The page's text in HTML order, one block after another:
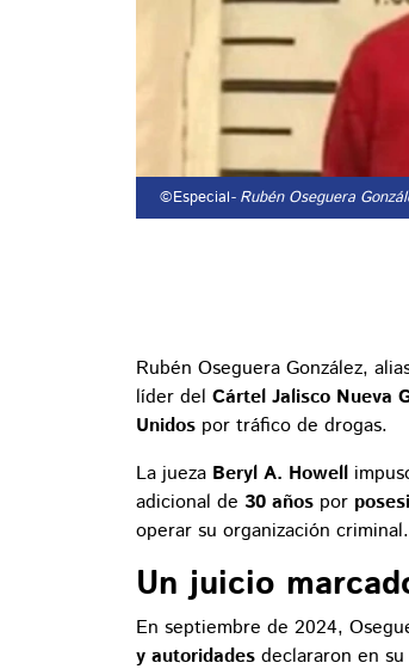
©Especial- Rubén Oseguera
Rubén Oseguera González,
líder del Cártel Jalisco Nueva
Unidos por tráfico de drogas.
La jueza Beryl A. Howell
adicional de 30 años por
operar su organización criminal.
Un juicio
En septiembre de 2024,
y autoridades declararon en